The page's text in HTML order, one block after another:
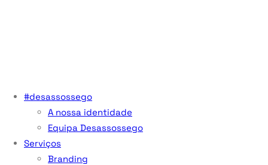
#desassossego
A nossa identidade
Equipa Desassossego
Serviços
Branding